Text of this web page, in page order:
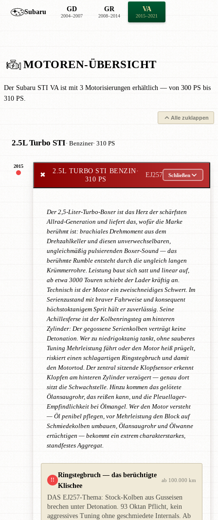
Subaru GD
2004–2007
GR
2008–2014
VA
2015–2021
MOTOREN-ÜBERSICHT
Der Subaru STI VA ist mit 3 Motorisierungen erhältlich — von 300 PS bis
310 PS.
Alle zuklappen
2.5L Turbo STI· Benziner· 310 PS
2015
✖
2.5L TURBO STI BENZIN·
310 PS
EJ257 Schließen
Der 2,5-Liter-Turbo-Boxer ist das Herz der schärfsten
Allrad-Generation und liefert das, wofür die Marke
berühmt ist: brachiales Drehmoment aus dem
Drehzahlkeller und diesen unverwechselbaren,
ungleichmäßig pulsierenden Boxer-Sound — das
berühmte Rumble entsteht durch die ungleich langen
Krümmerrohre. Leistung baut sich satt und linear auf,
ab etwa 3000 Touren schiebt der Lader kräftig an.
Technisch ist der Motor ein zweischneidiges Schwert. Im
Serienzustand mit braver Fahrweise und konsequent
höchstoktanigem Sprit hält er zuverlässig. Seine
Achillesferse ist der Kolbenringsteg am hinteren
Zylinder: Der gegossene Serienkolben verträgt keine
Detonation. Wer zu niedrigoktanig tankt, ohne sauberes
Tuning Mehrleistung fährt oder den Motor heiß prügelt,
riskiert einen schlagartigen Ringstegbruch und damit
den Motortod. Der zentral sitzende Klopfsensor erkennt
Klopfen am hinteren Zylinder verzögert — genau dort
sitzt die Schwachstelle. Hinzu kommen das gelötete
Ölansaugrohr, das reißen kann, und die Pleuellager-
Empfindlichkeit bei Ölmangel. Wer den Motor versteht
— Öl penibel pflegen, vor Mehrleistung den Block auf
Schmiedekolben umbauen, Ölansaugrohr und Ölwanne
ertüchtigen — bekommt ein extrem charakterstarkes,
standfestes Aggregat.
!!
Ringstegbruch — das berüchtigte
Klischee
ab 100.000 km
DAS EJ257-Thema: Stock-Kolben aus Gusseisen
brechen unter Detonation. 93 Oktan Pflicht, kein
aggressives Tuning ohne geschmiedete Internals. Ab